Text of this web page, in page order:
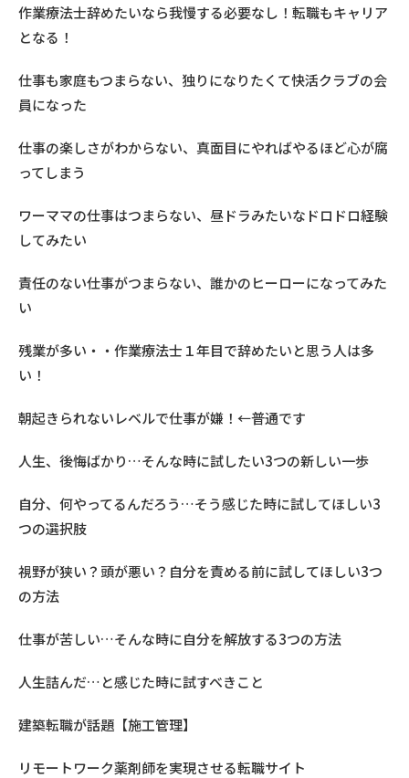
作業療法士辞めたいなら我慢する必要なし！転職もキャリア
となる！
仕事も家庭もつまらない、独りになりたくて快活クラブの会
員になった
仕事の楽しさがわからない、真面目にやればやるほど心が腐
ってしまう
ワーママの仕事はつまらない、昼ドラみたいなドロドロ経験
してみたい
責任のない仕事がつまらない、誰かのヒーローになってみた
い
残業が多い・・作業療法士１年目で辞めたいと思う人は多
い！
朝起きられないレベルで仕事が嫌！←普通です
人生、後悔ばかり…そんな時に試したい3つの新しい一歩
自分、何やってるんだろう…そう感じた時に試してほしい3
つの選択肢
視野が狭い？頭が悪い？自分を責める前に試してほしい3つ
の方法
仕事が苦しい…そんな時に自分を解放する3つの方法
人生詰んだ…と感じた時に試すべきこと
建築転職が話題【施工管理】
リモートワーク薬剤師を実現させる転職サイト